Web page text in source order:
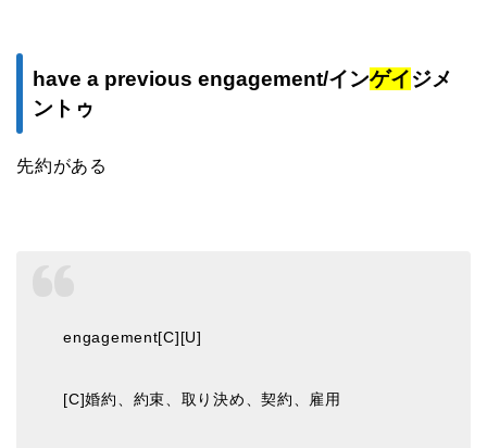
have a previous engagement/インゲイジメ
ントゥ
先約がある
engagement[C][U]
[C]婚約、約束、取り決め、契約、雇用